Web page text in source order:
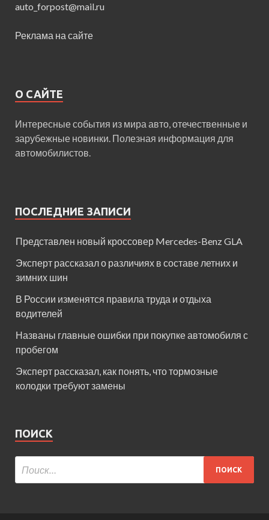
auto_forpost@mail.ru
Реклама на сайте
О САЙТЕ
Интересные события из мира авто, отечественные и
зарубежные новинки. Полезная информация для
автомобилистов.
ПОСЛЕДНИЕ ЗАПИСИ
Представлен новый кроссовер Mercedes-Benz GLA
Эксперт рассказал о различиях в составе летних и
зимних шин
В России изменятся правила труда и отдыха
водителей
Названы главные ошибки при покупке автомобиля с
пробегом
Эксперт рассказал, как понять, что тормозные
колодки требуют замены
ПОИСК